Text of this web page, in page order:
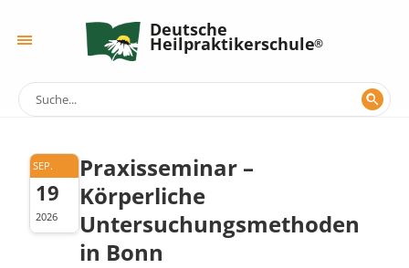
Deutsche
Heilpraktikerschule
SEP.
19
2026
Praxisseminar –
Körperliche
Untersuchungsmethoden
in Bonn